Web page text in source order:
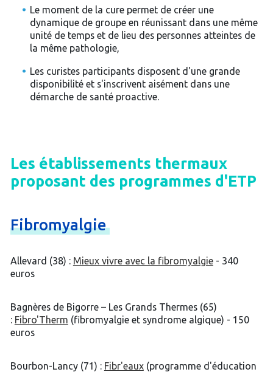
Le moment de la cure permet de créer une
dynamique de groupe en réunissant dans une même
unité de temps et de lieu des personnes atteintes de
la même pathologie,
Les curistes participants disposent d'une grande
disponibilité et s'inscrivent aisément dans une
démarche de santé proactive.
Les établissements thermaux
proposant des programmes d'ETP
Fibromyalgie
Allevard (38) : Mieux vivre avec la fibromyalgie- 340
euros
Bagnères de Bigorre – Les Grands Thermes (65)
: Fibro'Therm (fibromyalgie et syndrome algique) - 150
euros
Bourbon-Lancy (71) : Fibr'eaux(programme d'éducation